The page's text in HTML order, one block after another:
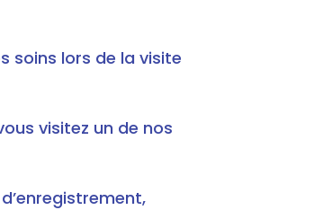
soins lors de la visite
visitez un de nos